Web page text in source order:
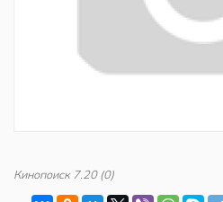
Кинопоиск 7.20(0)